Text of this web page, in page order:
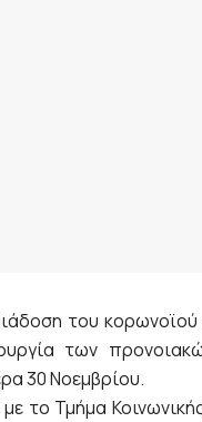
του κορωνοϊού
των
30 Νοεμβρίου.
το Τμήμα